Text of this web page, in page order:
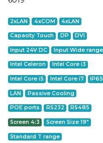
2xLAN 4xCOM 4xLAN
Capacity Touch DP DVI
Input 24V DC Input Wide range
Intel Celeron Intel Core i3
Intel Core i5 Intel Core i7 IP65
LAN Passive Cooling
POE ports RS232 RS485
Screen 4:3 Screen Size 19"
Standard T range